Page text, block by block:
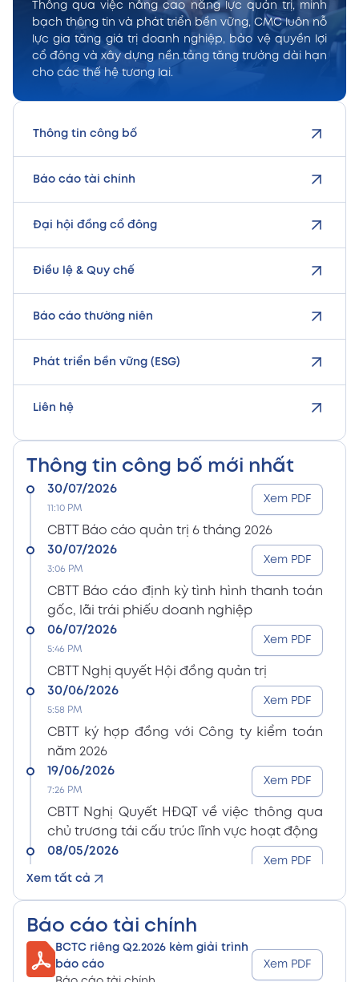
Thông qua việc nâng cao năng lực quản trị, minh
bạch thông tin và phát triển bền vững, CMC luôn nỗ
lực gia tăng giá trị doanh nghiệp, bảo vệ quyền lợi
cổ đông và xây dựng nền tảng tăng trưởng dài hạn
cho các thế hệ tương lai.
Thông tin công bố
Báo cáo tài chính
Đại hội đồng cổ đông
Điều lệ & Quy chế
Báo cáo thường niên
Phát triển bền vững (ESG)
Liên hệ
Thông tin công bố mới nhất
Xem tất cả
30/07/2026
11:10 PM
CBTT Báo cáo quản trị 6 tháng 2026
Xem PDF
30/07/2026
3:06 PM
CBTT Báo cáo định kỳ tình hình thanh toán
gốc, lãi trái phiếu doanh nghiệp
Xem PDF
06/07/2026
5:46 PM
CBTT Nghị quyết Hội đồng quản trị
Xem PDF
30/06/2026
5:58 PM
CBTT ký hợp đồng với Công ty kiểm toán
năm 2026
Xem PDF
19/06/2026
7:26 PM
CBTT Nghị Quyết HĐQT về việc thông qua
chủ trương tái cấu trúc lĩnh vực hoạt động
Xem PDF
08/05/2026
8:15 PM
Xem PDF
8:15 PM
CBTT Điều lệ Công ty sửa đổi bổ sung (Vn)
08/05/2026
Báo cáo tài chính
BCTC riêng Q2.2026 kèm giải trình
báo cáo
Xem PDF